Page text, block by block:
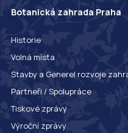
Botanická zahrada Praha
Historie
Volná místa
Stavby a Generel rozvoje
Partneři / Spolupráce
Tiskové zprávy
Výroční zprávy